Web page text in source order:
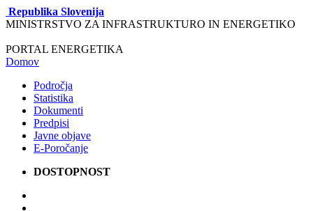
Republika Slovenija
MINISTRSTVO ZA INFRASTRUKTURO IN ENERGETIKO
PORTAL ENERGETIKA
Domov
Področja
Statistika
Dokumenti
Predpisi
Javne objave
E-Poročanje
DOSTOPNOST